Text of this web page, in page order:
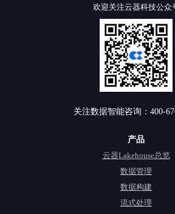
欢迎关注云器科技公众
关注数据智能咨询：400-
产品
云器Lakehouse总览
数据管理
数据构建
流式处理